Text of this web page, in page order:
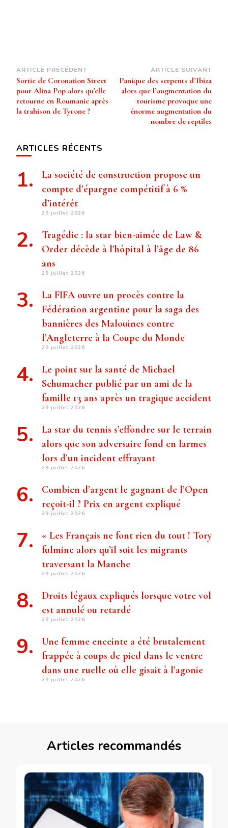
Navigation
d’article
ARTICLE PRÉCÉDENT
Sortie de Coronation Street
pour Alina Pop alors qu’elle
retourne en Roumanie après
la trahison de Tyrone ?
ARTICLE SUIVANT
Panique des serpents d’Ibiza
alors que l’augmentation du
tourisme provoque une
énorme augmentation du
nombre de reptiles
ARTICLES RÉCENTS
La société de construction propose un
compte d’épargne compétitif à 6 %
d’intérêt
29 juillet 2026
Tragédie : la star bien-aimée de Law &
Order décède à l’hôpital à l’âge de 86
ans
29 juillet 2026
La FIFA ouvre un procès contre la
Fédération argentine pour la saga des
bannières des Malouines contre
l’Angleterre à la Coupe du Monde
29 juillet 2026
Le point sur la santé de Michael
Schumacher publié par un ami de la
famille 13 ans après un tragique accident
29 juillet 2026
La star du tennis s’effondre sur le terrain
alors que son adversaire fond en larmes
lors d’un incident effrayant
29 juillet 2026
Combien d’argent le gagnant de l’Open
reçoit-il ? Prix ​​en argent expliqué
29 juillet 2026
« Les Français ne font rien du tout ! Tory
fulmine alors qu’il suit les migrants
traversant la Manche
29 juillet 2026
Droits légaux expliqués lorsque votre vol
est annulé ou retardé
29 juillet 2026
Une femme enceinte a été brutalement
frappée à coups de pied dans le ventre
dans une ruelle où elle gisait à l’agonie
29 juillet 2026
Articles recommandés